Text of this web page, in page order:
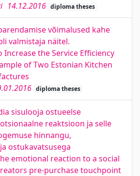
14.12.2016 diploma theses
võimalused kahe
valmistaja näitel.
the Service Efficiency
of Two Estonian Kitchen
diploma theses
sisulooja ostueelse
reaktsioon ja selle
hinnangu,
ostukavatsusega
emotional reaction to a social
pre-purchase touchpoint